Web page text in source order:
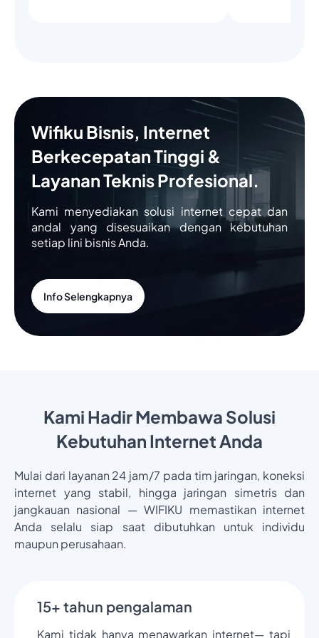
Wifiku Bisnis, Internet
Berkecepatan Tinggi &
Layanan Teknis Profesional.
Kami menyediakan solusi internet cepat dan
andal yang disesuaikan dengan kebutuhan
setiap lini bisnis Anda.
Info Selengkapnya
Kami Hadir Membawa Solusi
Kebutuhan Internet Anda
Mulai dari layanan 24 jam/7 pada tim jaringan, koneksi
internet yang stabil, hingga jaringan simetris dan
jangkauan nasional — WIFIKU memastikan internet
Anda selalu siap saat dibutuhkan untuk individu
maupun perusahaan.
15+ tahun pengalaman
Kami tidak hanya menawarkan internet— tapi